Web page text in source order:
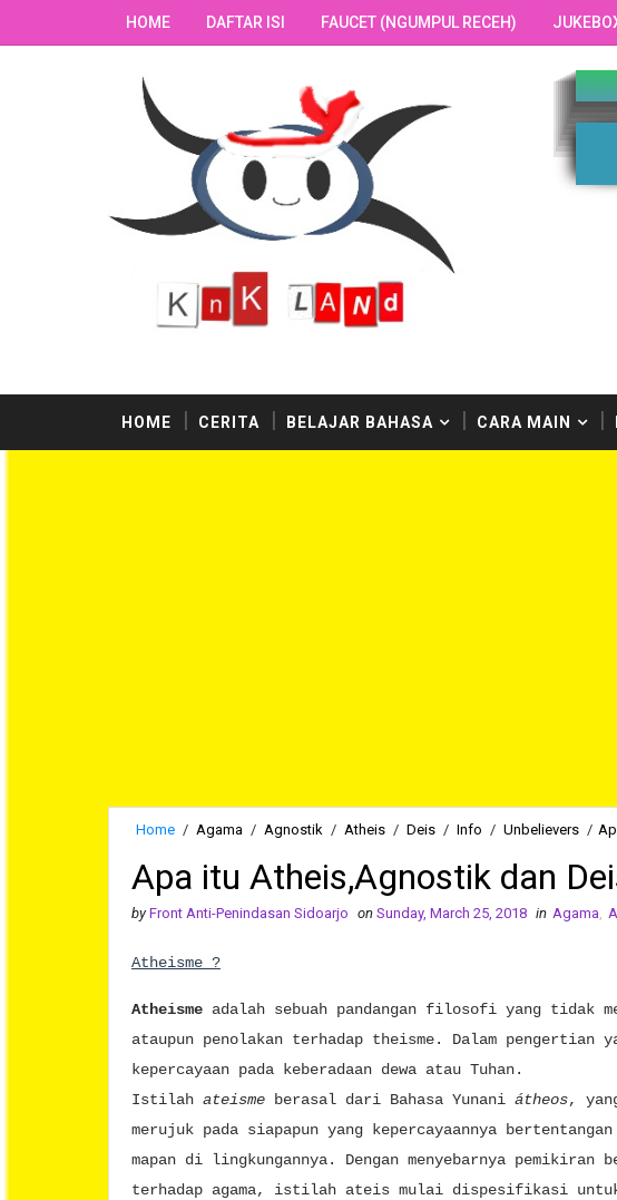
HOME DAFTAR ISI FAUCET (NGUMPUL RECEH)
HOME CERITA BELAJAR BAHASA CARA MAIN
Home / Agama / Agnostik / Atheis / Deis / Info / Unbelievers /
Apa itu Atheis,Agnostik dan
by Front Anti-Penindasan Sidoarjo on Sunday, March 25, 2018 in Agama
Atheisme ?
Atheisme adalah sebuah pandangan filosofi yang tidak
ataupun penolakan terhadap theisme. Dalam
kepercayaan pada keberadaan dewa atau Tuhan.
Istilah ateisme berasal dari Bahasa Yunani átheos,
merujuk pada siapapun yang kepercayaannya bertentangan
mapan di lingkungannya. Dengan menyebarnya
terhadap agama, istilah ateis mulai dispesifikasi untuk